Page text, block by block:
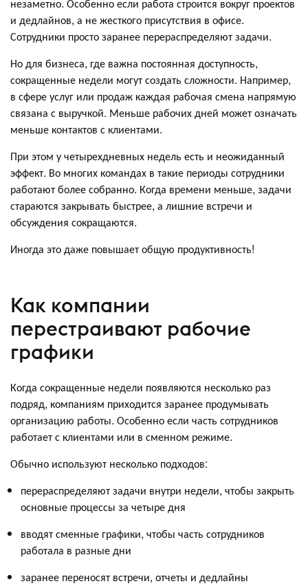
незаметно. Особенно если работа строится вокруг проектов
и дедлайнов, а не жесткого присутствия в офисе.
Сотрудники просто заранее перераспределяют задачи.
Но для бизнеса, где важна постоянная доступность,
сокращенные недели могут создать сложности. Например,
в сфере услуг или продаж каждая рабочая смена напрямую
связана с выручкой. Меньше рабочих дней может означать
меньше контактов с клиентами.
При этом у четырехдневных недель есть и неожиданный
эффект. Во многих командах в такие периоды сотрудники
работают более собранно. Когда времени меньше, задачи
стараются закрывать быстрее, а лишние встречи и
обсуждения сокращаются.
Иногда это даже повышает общую продуктивность!
Как компании
перестраивают рабочие
графики
Когда сокращенные недели появляются несколько раз
подряд, компаниям приходится заранее продумывать
организацию работы. Особенно если часть сотрудников
работает с клиентами или в сменном режиме.
Обычно используют несколько подходов:
перераспределяют задачи внутри недели, чтобы закрыть
основные процессы за четыре дня
вводят сменные графики, чтобы часть сотрудников
работала в разные дни
заранее переносят встречи, отчеты и дедлайны